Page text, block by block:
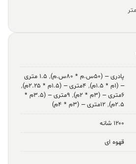
پادری – (۵۰س.م * ۸۰س.م) ,
۱.۵ متری
– (۱م * ۱.۵م)
, ۴متری – (۱.۵م * ۲.۲۵م)
,
۶متری – (۳م * ۲م)
,
۹متری – (۳.۵م *
۲.۵م)
, ۱۲متری – (۳م * ۴م)
۱۲۰۰ شانه
قهوه ای